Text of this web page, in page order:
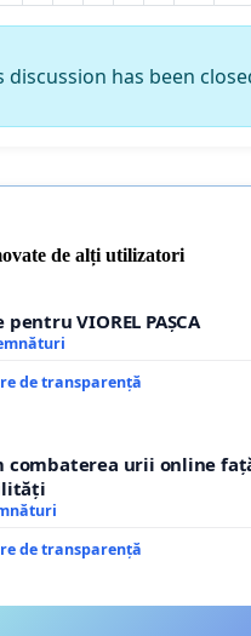
discussion has been
de alți utilizatori
VIOREL PAȘCA
de transparență
combaterea urii online
de transparență